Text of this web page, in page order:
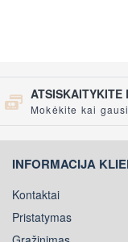
ATSISKAITYKITE
Mokėkite kai
INFORMACIJA
Kontaktai
Pristatymas